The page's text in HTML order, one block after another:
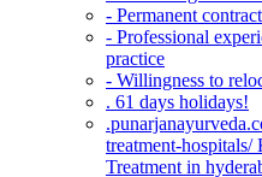
- Permanent contract
- Professional
practice
- Willingness to
. 61 days holidays!
treatment-hospitals/
Treatment in